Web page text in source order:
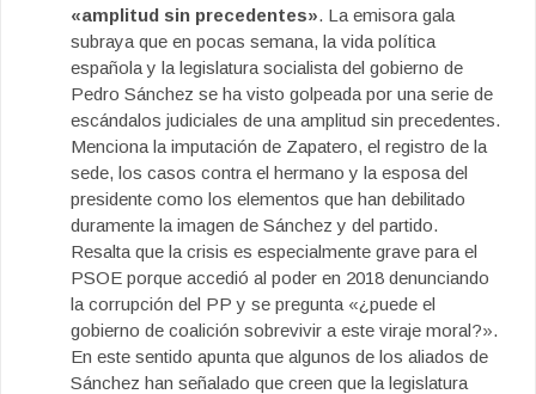
«amplitud sin precedentes». La emisora gala
subraya que en pocas semana, la vida política
española y la legislatura socialista del gobierno de
Pedro Sánchez se ha visto golpeada por una serie de
escándalos judiciales de una amplitud sin precedentes.
Menciona la imputación de Zapatero, el registro de la
sede, los casos contra el hermano y la esposa del
presidente como los elementos que han debilitado
duramente la imagen de Sánchez y del partido.
Resalta que la crisis es especialmente grave para el
PSOE porque accedió al poder en 2018 denunciando
la corrupción del PP y se pregunta «¿puede el
gobierno de coalición sobrevivir a este viraje moral?».
En este sentido apunta que algunos de los aliados de
Sánchez han señalado que creen que la legislatura